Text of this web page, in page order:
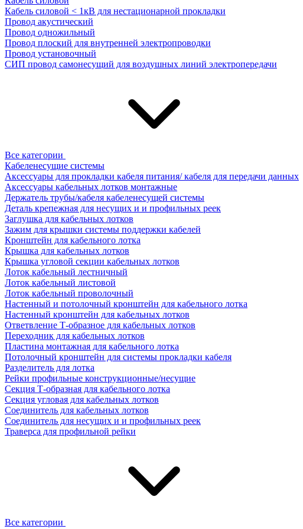
Кабель силовой < 1кВ для нестационарной прокладки
Провод акустический
Провод одножильный
Провод плоский для внутренней электропроводки
Провод установочный
СИП провод самонесущий для воздушных линий электропередачи
Все категории
Кабеленесущие системы
Аксессуары для прокладки кабеля питания/ кабеля для передачи данных
Аксессуары кабельных лотков монтажные
Держатель трубы/кабеля кабеленесущей системы
Деталь крепежная для несущих и и профильных реек
Заглушка для кабельных лотков
Зажим для крышки системы поддержки кабелей
Кронштейн для кабельного лотка
Крышка для кабельных лотков
Крышка угловой секции кабельных лотков
Лоток кабельный лестничный
Лоток кабельный листовой
Лоток кабельный проволочный
Настенный и потолочный кронштейн для кабельного лотка
Настенный кронштейн для кабельных лотков
Ответвление Т-образное для кабельных лотков
Переходник для кабельных лотков
Пластина монтажная для кабельного лотка
Потолочный кронштейн для системы прокладки кабеля
Разделитель для лотка
Рейки профильные конструкционные/несущие
Секция Т-образная для кабельного лотка
Секция угловая для кабельных лотков
Соединитель для кабельных лотков
Соединитель для несущих и и профильных реек
Траверса для профильной рейки
Все категории